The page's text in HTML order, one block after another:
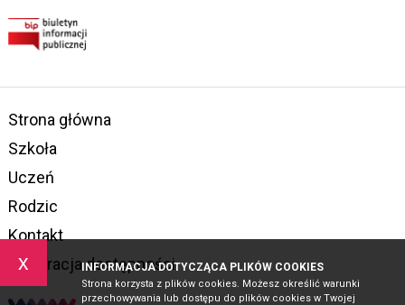
x INFORMACJA DOTYCZĄCA PLIKÓW COOKIES
Strona korzysta z plików cookies. Możesz określić warunki
przechowywania lub dostępu do plików cookies w Twojej
Strona główna
Szkoła
Uczeń
Rodzic
Kontakt
Deklaracja dostępności